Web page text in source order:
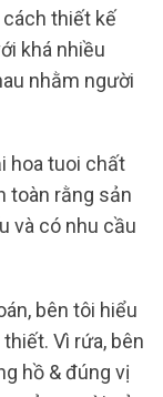
thiết kế
khá nhiều
nhằm người
hoa tuoi chất
toàn rằng sản
và có nhu cầu
bên tôi hiểu
Vì rứa, bên
hồ & đúng vị